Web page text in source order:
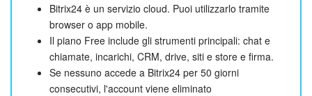
Bitrix24 è un servizio cloud. Puoi utilizzarlo tramite
browser o app mobile.
Il piano Free include gli strumenti principali: chat e
chiamate, incarichi, CRM, drive, siti e store e firma.
Se nessuno accede a Bitrix24 per 50 giorni
consecutivi, l'account viene eliminato